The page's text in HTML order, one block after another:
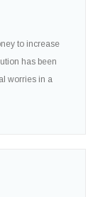
to increase
has been
worries in a